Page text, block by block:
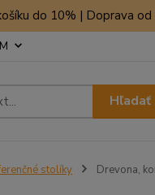
do 10% | Doprava
Hľadať
stolíky Drevona,